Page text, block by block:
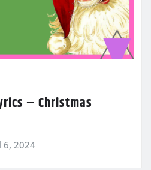
– Christmas
6, 2024